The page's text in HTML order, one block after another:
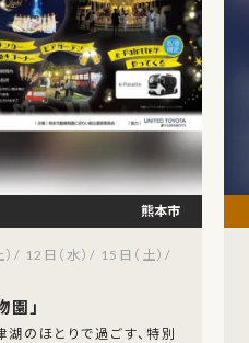
」
のほとりで過ごす、特別
熊本市
/ 12日（水）/ 15日（土）/